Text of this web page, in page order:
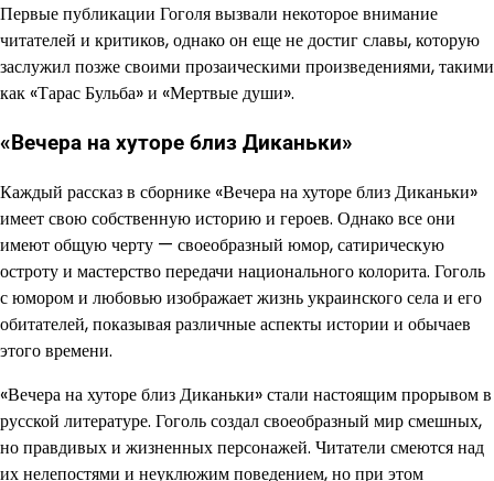
Первые публикации Гоголя вызвали некоторое внимание
читателей и критиков, однако он еще не достиг славы, которую
заслужил позже своими прозаическими произведениями, такими
как «Тарас Бульба» и «Мертвые души».
«Вечера на хуторе близ Диканьки»
Каждый рассказ в сборнике «Вечера на хуторе близ Диканьки»
имеет свою собственную историю и героев. Однако все они
имеют общую черту — своеобразный юмор, сатирическую
остроту и мастерство передачи национального колорита. Гоголь
с юмором и любовью изображает жизнь украинского села и его
обитателей, показывая различные аспекты истории и обычаев
этого времени.
«Вечера на хуторе близ Диканьки» стали настоящим прорывом в
русской литературе. Гоголь создал своеобразный мир смешных,
но правдивых и жизненных персонажей. Читатели смеются над
их нелепостями и неуклюжим поведением, но при этом